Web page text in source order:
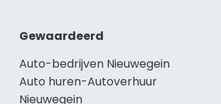
Gewaardeerd
Auto-bedrijven Nieuwegein
Auto huren-Autoverhuur
Nieuwegein